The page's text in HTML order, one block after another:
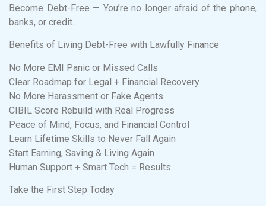
Become Debt-Free — You’re no longer afraid of the phone,
banks, or credit.
Benefits of Living Debt-Free with Lawfully Finance
No More EMI Panic or Missed Calls
Clear Roadmap for Legal + Financial Recovery
No More Harassment or Fake Agents
CIBIL Score Rebuild with Real Progress
Peace of Mind, Focus, and Financial Control
Learn Lifetime Skills to Never Fall Again
Start Earning, Saving & Living Again
Human Support + Smart Tech = Results
Take the First Step Today